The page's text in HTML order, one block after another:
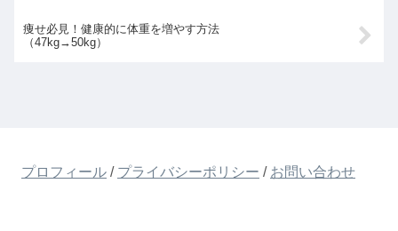
痩せ必見！健康的に体重を増やす方法
（47kg→50kg）
プロフィール / プライバシーポリシー / お問い合わせ